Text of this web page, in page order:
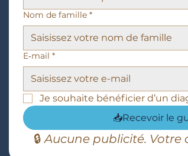
Nom de famille *
E‑mail *
Je souhaite bénéficier d’un
📥Recevoir le
🔒 Aucune publicité. Votre